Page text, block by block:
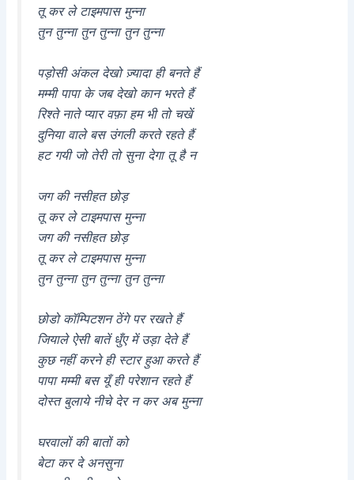
तू कर ले टाइमपास मुन्ना
तुन तुन्ना तुन तुन्ना तुन तुन्ना
पड़ोसी अंकल देखो ज़्यादा ही बनते हैं
मम्मी पापा के जब देखो कान भरते हैं
रिश्ते नाते प्यार वफ़ा हम भी तो चखें
दुनिया वाले बस उंगली करते रहते हैं
हट गयी जो तेरी तो सुना देगा तू है न
जग की नसीहत छोड़
तू कर ले टाइमपास मुन्ना
जग की नसीहत छोड़
तू कर ले टाइमपास मुन्ना
तुन तुन्ना तुन तुन्ना तुन तुन्ना
छोडो कॉम्पिटशन ठेंगे पर रखते हैं
जियाले ऐसी बातें धुँए में उड़ा देते हैं
कुछ नहीं करने ही स्टार हुआ करते हैं
पापा मम्मी बस यूँ ही परेशान रहते हैं
दोस्त बुलाये नीचे देर न कर अब मुन्ना
घरवालों की बातों को
बेटा कर दे अनसुना